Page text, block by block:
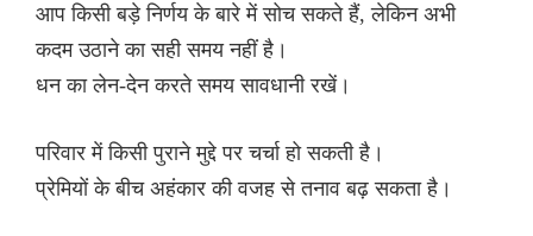
आप किसी बड़े निर्णय के बारे में सोच सकते हैं, लेकिन अभी
कदम उठाने का सही समय नहीं है।
धन का लेन-देन करते समय सावधानी रखें।
परिवार में किसी पुराने मुद्दे पर चर्चा हो सकती है।
प्रेमियों के बीच अहंकार की वजह से तनाव बढ़ सकता है।